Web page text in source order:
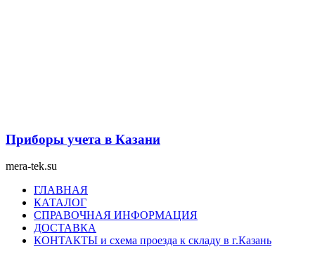
Приборы учета в Казани
mera-tek.su
МенюГЛАВНАЯ
КАТАЛОГ
СПРАВОЧНАЯ ИНФОРМАЦИЯ
ДОСТАВКА
КОНТАКТЫ и схема проезда к складу в г.Казань